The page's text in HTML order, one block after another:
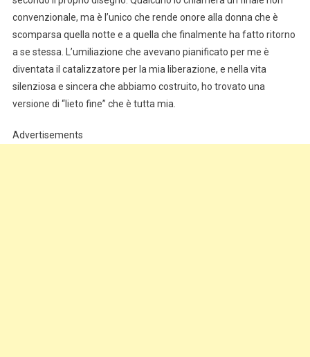
convenzionale, ma è l’unico che rende onore alla donna che è
scomparsa quella notte e a quella che finalmente ha fatto ritorno
a se stessa. L’umiliazione che avevano pianificato per me è
diventata il catalizzatore per la mia liberazione, e nella vita
silenziosa e sincera che abbiamo costruito, ho trovato una
versione di “lieto fine” che è tutta mia.
Advertisements